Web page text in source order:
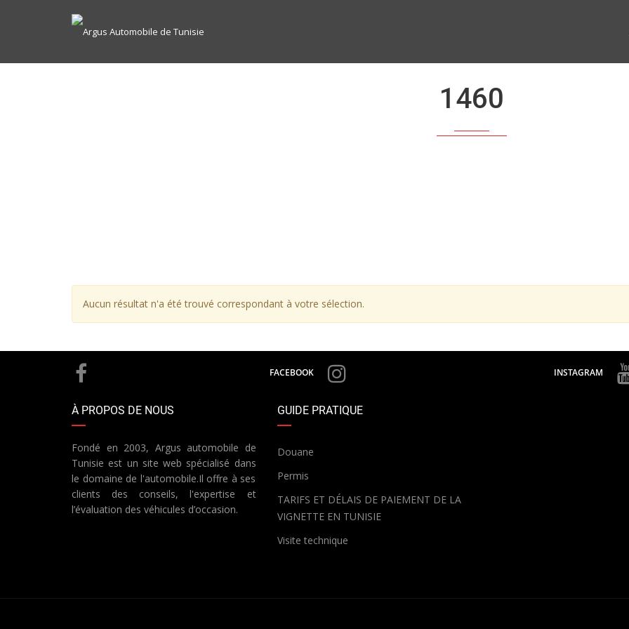
1460
Aucun résultat n'a été trouvé correspondant à votre sélection.
FACEBOOK INSTAGRAM
À PROPOS DE NOUS
Fondé en 2003, Argus automobile de
Tunisie est un site web spécialisé dans
le domaine de l'automobile.Il offre à ses
clients des conseils, l'expertise et
l’évaluation des véhicules d’occasion.
GUIDE PRATIQUE
Douane
Permis
TARIFS ET DÉLAIS DE PAIEMENT DE LA
VIGNETTE EN TUNISIE
Visite technique